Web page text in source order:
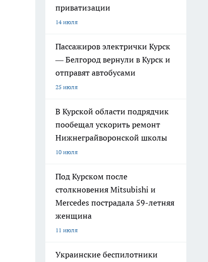
приватизации
14 июля
Пассажиров электрички Курск
— Белгород вернули в Курск и
отправят автобусами
25 июля
В Курской области подрядчик
пообещал ускорить ремонт
Нижнеграйворонской школы
10 июля
Под Курском после
столкновения Mitsubishi и
Mercedes пострадала 59-летняя
женщина
11 июля
Украинские беспилотники